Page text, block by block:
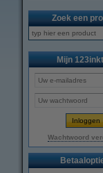
Zoek een
Mijn
Wachtwoord